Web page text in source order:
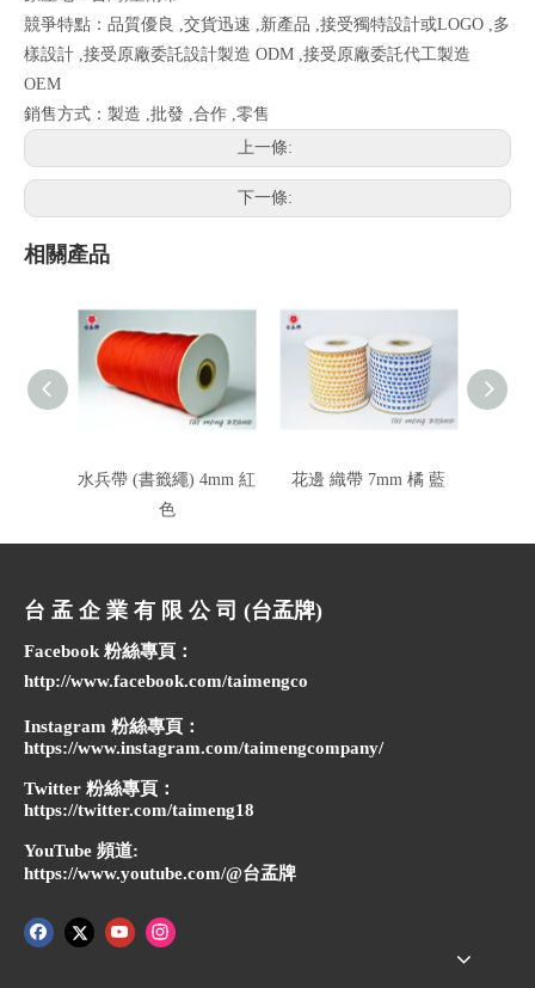
競爭特點：品質優良 ,交貨迅速 ,新產品 ,接受獨特設計或LOGO ,多
樣設計 ,接受原廠委託設計製造 ODM ,接受原廠委託代工製造
OEM
銷售方式：製造 ,批發 ,合作 ,零售
上一條:
下一條:
相關產品
水兵帶 (書籤繩) 4mm 紅
色
花邊 織帶 7mm 橘 藍
台 孟 企 業 有 限 公 司 (台孟牌)
Facebook 粉絲專頁：
http://www.facebook.com/taimengco
Instagram 粉絲專頁：
https://www.instagram.com/taimengcompany/
Twitter 粉絲專頁：
https://twitter.com/taimeng18
YouTube 頻道:
https://www.youtube.com/@台孟牌